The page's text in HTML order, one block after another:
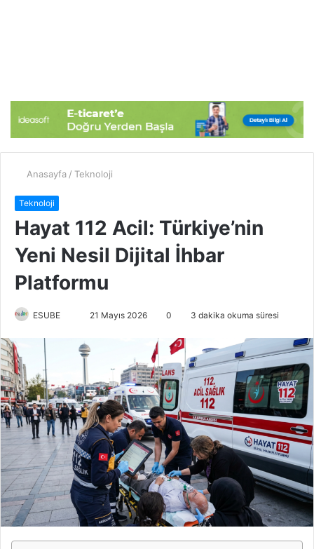
Anasayfa / Teknoloji
Teknoloji
Hayat 112 Acil: Türkiye’nin
Yeni Nesil Dijital İhbar
Platformu
ESUBE
-
p
o
s
t
a
g
ö
n
21 Mayıs 2026 0 3 dakika okuma süresi